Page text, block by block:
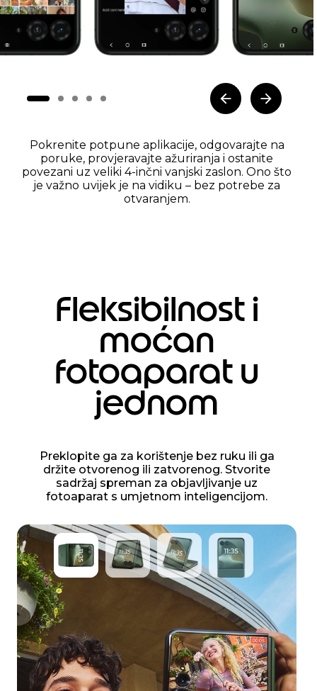
Pokrenite potpune aplikacije, odgovarajte na
poruke, provjeravajte ažuriranja i ostanite
povezani uz veliki 4-inčni vanjski zaslon. Ono što
je važno uvijek je na vidiku – bez potrebe za
otvaranjem.
Fleksibilnost i
moćan
fotoaparat u
jednom
Preklopite ga za korištenje bez ruku ili ga
držite otvorenog ili zatvorenog. Stvorite
sadržaj spreman za objavljivanje uz
fotoaparat s umjetnom inteligencijom.